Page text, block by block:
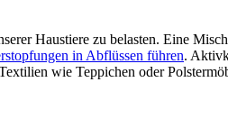
Haustiere zu belasten. Eine
in Abflüssen führen.
wie Teppichen oder